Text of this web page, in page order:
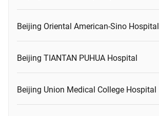
Beijing Oriental American-Sino Hospital
Beijing TIANTAN PUHUA Hospital
Beijing Union Medical College Hospital